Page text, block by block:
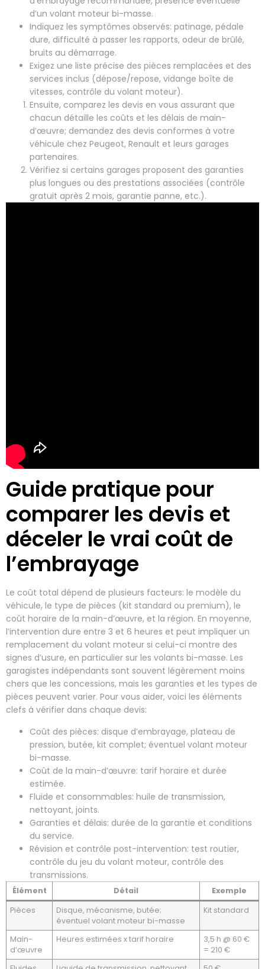
d’un volant moteur bi-masse.
Indiquez les symptômes observés: patinage, pédale
dure, difficulté à passer les rapports, odeur de brûlé,
bruits au démarrage.
Exigez une liste précise des pièces remplacées et des
services inclus (dépose/repose, vidange boîte de
vitesses, contrôle du volant moteur).
Ensuite, comparez les devis en vous assurant que
chacun détaille les coûts et les délais de main-
d’œuvre; demandez des devis conformes à votre
véhicule chez Peugeot, Renault et leurs garages
partenaires.
Vérifiez si certains garages proposent des garanties
plus longues ou des prestations associées (contrôle
gratuit après 2 mois, garantie panne, etc.).
Guide pratique pour
comparer les devis et
déceler le vrai coût de
l’embrayage
Le coût total dépend de plusieurs facteurs: le modèle du
véhicule, le type de pièces (kit standard ou premium), le
coût horaire de la main-d’œuvre, et la région. En moyenne,
l’intervention dure entre 3 et 6 heures et peut impliquer un
remplacement du volant moteur si celui-ci montre des
signes d’usure, en particulier sur les volants bi-masse. Les
garagistes indépendants sont souvent légèrement moins
chers que les concessions, mais les garanties et les types de
pièces peuvent varier. Pour vous aider, voici les éléments
clefs à vérifier dans chaque devis:
Coût des pièces: disque d’embrayage, plateau de
pression, butée, kit complet; éventuel volant moteur
bi-masse.
Coût de la main-d’œuvre: tarif horaire et durée
estimée.
Fluide et consommables: huile de transmission,
nettoyant, joints.
Garanties et délais: durée de la garantie et conditions
du service.
Révision et contrôle post-intervention: test routier,
contrôle du jeu du volant moteur, contrôle des
transmissions.
Élément Détail
Exemple
Pièces
Disque, mécanisme, butée;
éventuel volant moteur bi-masse
Kit standard
Main-
d’œuvre
Heures estimées x tarif horaire
3,5 h @ 60 €
= 210 €